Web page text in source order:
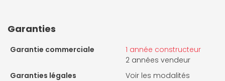
Garanties
Garantie commerciale
1 année constructeur
2 années vendeur
Garanties légales
Voir les modalités